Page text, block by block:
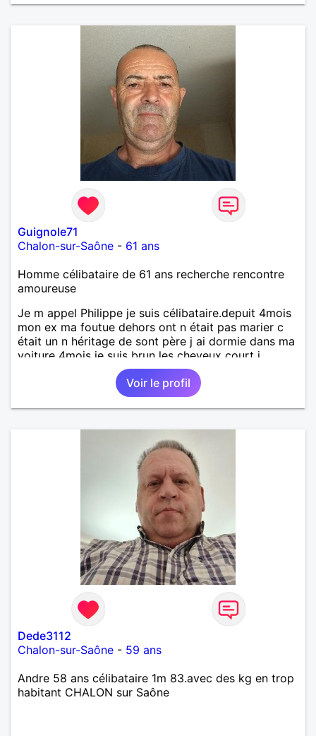
Guignole71
Chalon-sur-Saône - 61 ans
Homme célibataire de 61 ans recherche rencontre
amoureuse
Je m appel Philippe je suis célibataire.depuit 4mois
mon ex ma foutue dehors ont n était pas marier c
était un n héritage de sont père j ai dormie dans ma
voiture 4mois je suis brun les cheveux court j
aimerai rencontrer une femme brune gentil caline et
Voir le profil
Dede3112
Chalon-sur-Saône - 59 ans
Andre 58 ans célibataire 1m 83.avec des kg en trop
habitant CHALON sur Saône